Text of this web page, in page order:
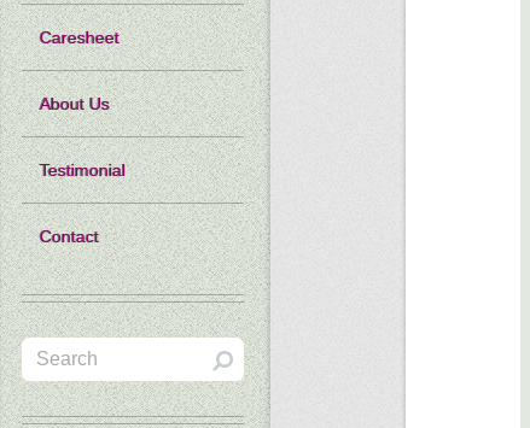
Caresheet
About Us
Testimonial
Contact